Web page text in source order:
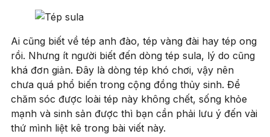
Ai cũng biết về tép anh đào, tép vàng đài hay tép ong
rồi. Nhưng ít người biết đến dòng tép sula, lý do cũng
khá đơn giản. Đây là dòng tép khó chơi, vậy nên
chưa quá phổ biến trong cộng đồng thủy sinh. Để
chăm sóc được loài tép này không chết, sống khỏe
mạnh và sinh sản được thì bạn cần phải lưu ý đến vài
thứ mình liệt kê trong bài viết này.